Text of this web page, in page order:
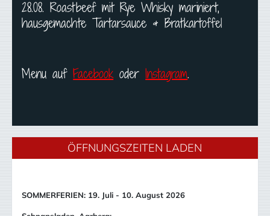
28.08. Roastbeef mit Rye Whisky mariniert,
hausgemachte Tartarsauce & Bratkartoffel
Menu aufFacebookoderInstagram.
ÖFFNUNGSZEITEN LADEN
SOMMERFERIEN: 19. Juli - 10. August 2026